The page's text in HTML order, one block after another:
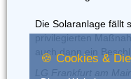
Die Solaranlage fällt
privilegierten
auch dann ein
LG Frankfurt am
🍪 Cookies &